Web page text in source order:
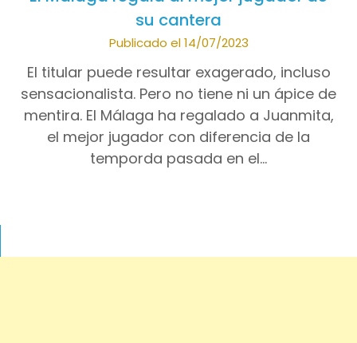
su cantera
Publicado el 14/07/2023
El titular puede resultar exagerado, incluso
sensacionalista. Pero no tiene ni un ápice de
mentira. El Málaga ha regalado a Juanmita,
el mejor jugador con diferencia de la
temporda pasada en el…